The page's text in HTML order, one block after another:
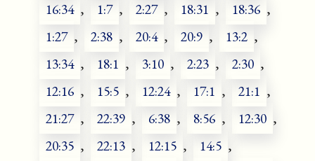
16:34 , 1:7 , 2:27 , 18:31 , 18:36 ,
1:27 , 2:38 , 20:4 , 20:9 , 13:2 ,
13:34 , 18:1 , 3:10 , 2:23 , 2:30 ,
12:16 , 15:5 , 12:24 , 17:1 , 21:1 ,
21:27 , 22:39 , 6:38 , 8:56 , 12:30 ,
20:35 , 22:13 , 12:15 , 14:5 ,